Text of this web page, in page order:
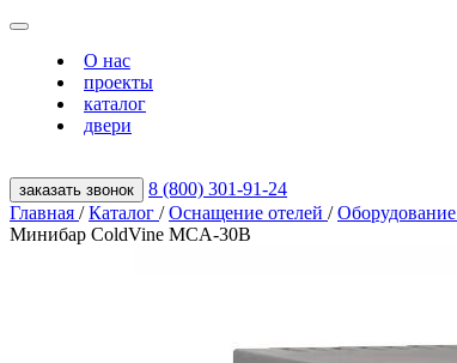
О нас
проекты
каталог
двери
заказать звонок
8 (800) 301‑91‑24
Главная / Каталог / Оснащение отелей / Оборудование
Минибар ColdVine MCA-30B